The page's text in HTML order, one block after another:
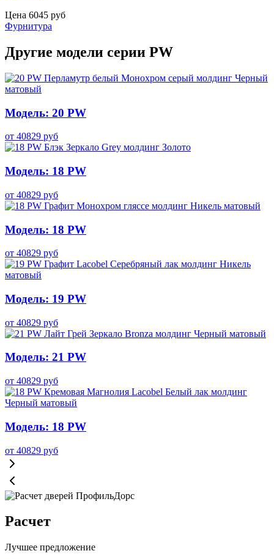
Цена 6045 руб
Фурнитура
Другие модели серии PW
Модель: 20 PW
от 40829 руб
Модель: 18 PW
от 40829 руб
Модель: 18 PW
от 40829 руб
Модель: 19 PW
от 40829 руб
Модель: 21 PW
от 40829 руб
Модель: 18 PW
от 40829 руб
Расчет
Лучшее предложение